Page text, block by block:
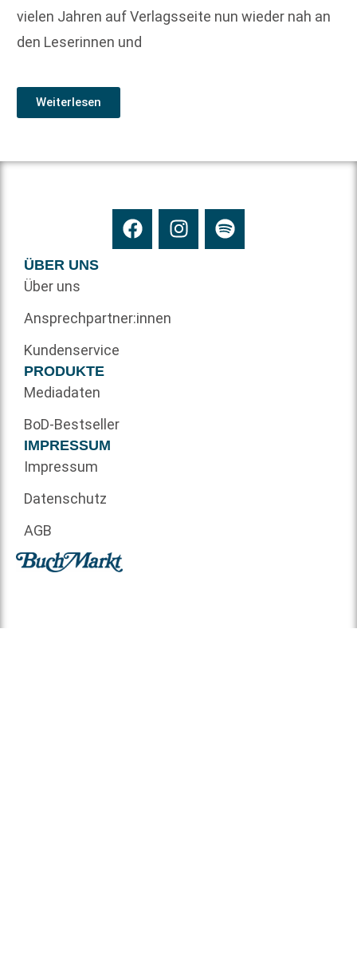
vielen Jahren auf Verlagsseite nun wieder nah an
den Leserinnen und
Weiterlesen
ÜBER UNS
Über uns
Ansprechpartner:innen
Kundenservice
PRODUKTE
Mediadaten
BoD-Bestseller
IMPRESSUM
Impressum
Datenschutz
AGB